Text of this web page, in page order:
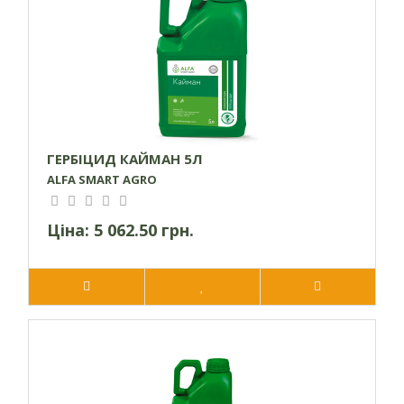
Рекомендації щодо застосування
Даний препарат слід застосовувати на ранніх стадіях
розвитку бур’янів - до появи чотирьох листків. Зазвичай це
співпадає з фазою появи чотирьох листків також і у
соняшників. (До появи двох справжніх листків у
рекомендується).
Інколи після обробки поля даним препаратом жовтіють
негативну дію на культуру та не впливає на врожайність.
посушливою погодою, похолоданням тощо. Вже через
зникають.
змиває гербіцид і не обмежує його дію. Вплив препарату
може зменшуватися на площах із мінімально обробленими
ГЕРБІЦИД КАЙМАН 5Л
ALFA SMART AGRO
Ціна: 5 062.50 грн.